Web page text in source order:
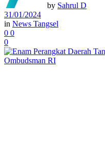
by Sahrul D
31/01/2024
in News Tangsel
0 0
0